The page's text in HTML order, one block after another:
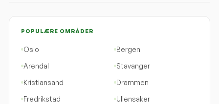
POPULÆRE OMRÅDER
Oslo
Bergen
Arendal
Stavanger
Kristiansand
Drammen
Fredrikstad
Ullensaker